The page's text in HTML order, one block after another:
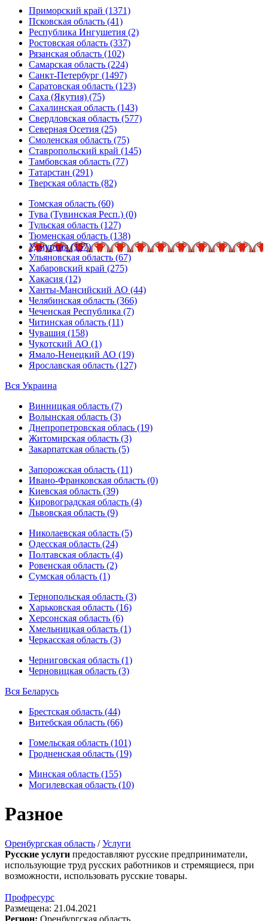
Приморский край (1371)
Псковская область (41)
Республика Ингушетия (2)
Ростовская область (337)
Рязанская область (102)
Самарская область (224)
Санкт-Петербург (1497)
Саратовская область (123)
Саха (Якутия) (75)
Сахалинская область (143)
Свердловская область (577)
Северная Осетия (25)
Смоленская область (75)
Ставропольский край (145)
Тамбовская область (77)
Татарстан (291)
Тверская область (82)
Томская область (60)
Тува (Тувинская Респ.) (0)
Тульская область (127)
Тюменская область (138)
Удмуртия (157)
Ульяновская область (67)
Хабаровский край (275)
Хакасия (12)
Ханты-Мансийский АО (44)
Челябинская область (366)
Чеченская Республика (7)
Читинская область (11)
Чувашия (158)
Чукотский АО (1)
Ямало-Ненецкий АО (19)
Ярославская область (127)
Вся Украина
Винницкая область (7)
Волынская область (3)
Днепропетровская облась (19)
Житомирская область (3)
Закарпатская область (5)
Запорожская область (11)
Ивано-Франковская область (0)
Киевская область (39)
Кировоградская область (4)
Львовская область (9)
Николаевская область (5)
Одесская область (24)
Полтавская область (4)
Ровенская область (2)
Сумская область (1)
Тернопольская область (3)
Харьковская область (16)
Херсонская область (6)
Хмельницкая область (1)
Черкасская область (3)
Черниговская область (1)
Черновицкая область (3)
Вся Беларусь
Брестская область (44)
Витебская область (66)
Гомельская область (101)
Гродненская область (19)
Минская область (155)
Могилевская область (10)
Разное
Оренбургская область /Услуги
Русские услуги предоставляют русские предприниматели,
использующие труд русских работников и стремящиеся, при
возможности, использовать русские товары.
Профресурс
Размещена: 21.04.2021
Регион: Оренбургская область